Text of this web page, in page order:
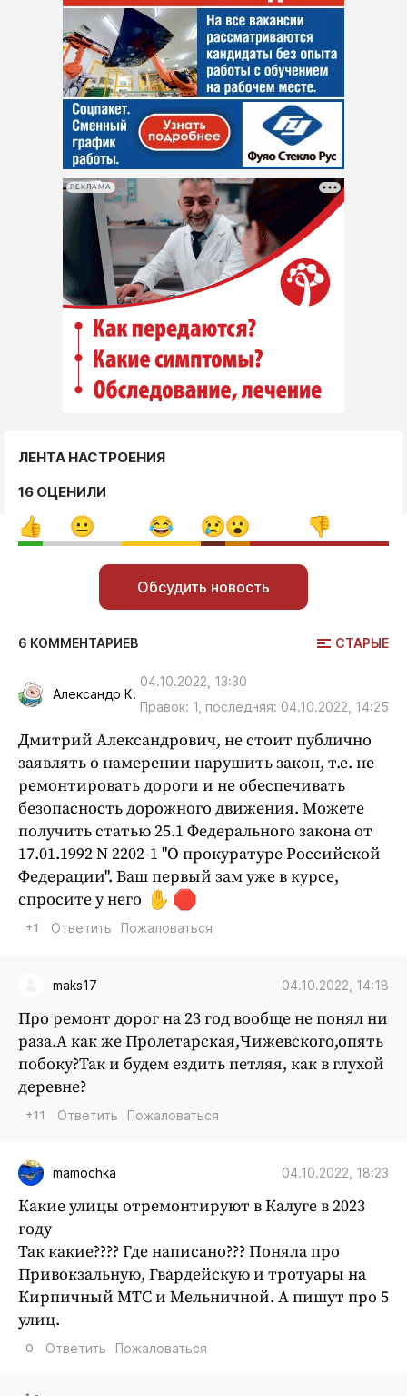
РЕКЛАМА
ЛЕНТА НАСТРОЕНИЯ
16 ОЦЕНИЛИ
Обсудить новость
6 КОММЕНТАРИЕВ СТАРЫЕ
Александр К.
04.10.2022, 13:30
Правок: 1, последняя: 04.10.2022, 14:25
Дмитрий Александрович, не стоит публично
заявлять о намерении нарушить закон, т.е. не
ремонтировать дороги и не обеспечивать
безопасность дорожного движения. Можете
получить статью 25.1 Федерального закона от
17.01.1992 N 2202-1 "О прокуратуре Российской
Федерации". Ваш первый зам уже в курсе,
спросите у него
+1 Ответить Пожаловаться
maks17 04.10.2022, 14:18
Про ремонт дорог на 23 год вообще не понял ни
раза.А как же Пролетарская,Чижевского,опять
побоку?Так и будем ездить петляя, как в глухой
деревне?
+11 Ответить Пожаловаться
mamochka 04.10.2022, 18:23
Какие улицы отремонтируют в Калуге в 2023
году
Так какие???? Где написано??? Поняла про
Привокзальную, Гвардейскую и тротуары на
Кирпичный МТС и Мельничной. А пишут про 5
улиц.
0 Ответить Пожаловаться